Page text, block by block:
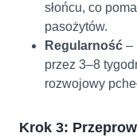
słońcu, co
pasożytów.
Regularność –
przez 3–8
rozwojowy
Krok 3: